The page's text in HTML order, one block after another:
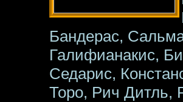
Бандерас,
Галифианакис,
Седарис,
Торо, Рич Дитль,